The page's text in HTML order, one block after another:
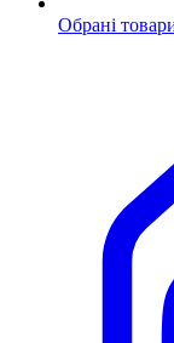
Обрані